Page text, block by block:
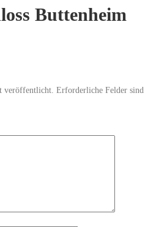
Buttenheim
veröffentlicht. Erforderliche Felder sind